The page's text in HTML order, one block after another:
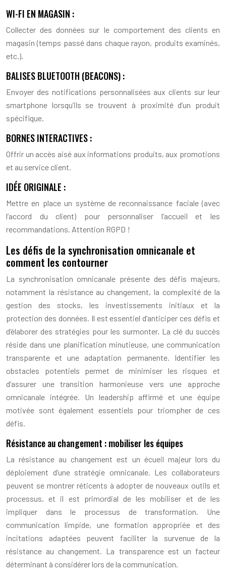
WI-FI EN MAGASIN :
Collecter des données sur le comportement des clients en
magasin (temps passé dans chaque rayon, produits examinés,
etc.).
BALISES BLUETOOTH (BEACONS) :
Envoyer des notifications personnalisées aux clients sur leur
smartphone lorsqu’ils se trouvent à proximité d’un produit
spécifique.
BORNES INTERACTIVES :
Offrir un accès aisé aux informations produits, aux promotions
et au service client.
IDÉE ORIGINALE :
Mettre en place un système de reconnaissance faciale (avec
l’accord du client) pour personnaliser l’accueil et les
recommandations. Attention RGPD !
Les défis de la synchronisation omnicanale et
comment les contourner
La synchronisation omnicanale présente des défis majeurs,
notamment la résistance au changement, la complexité de la
gestion des stocks, les investissements initiaux et la
protection des données. Il est essentiel d’anticiper ces défis et
d’élaborer des stratégies pour les surmonter. La clé du succès
réside dans une planification minutieuse, une communication
transparente et une adaptation permanente. Identifier les
obstacles potentiels permet de minimiser les risques et
d’assurer une transition harmonieuse vers une approche
omnicanale intégrée. Un leadership affirmé et une équipe
motivée sont également essentiels pour triompher de ces
défis.
Résistance au changement : mobiliser les équipes
La résistance au changement est un écueil majeur lors du
déploiement d’une stratégie omnicanale. Les collaborateurs
peuvent se montrer réticents à adopter de nouveaux outils et
processus, et il est primordial de les mobiliser et de les
impliquer dans le processus de transformation. Une
communication limpide, une formation appropriée et des
incitations adaptées peuvent faciliter la survenue de la
résistance au changement. La transparence est un facteur
déterminant à considérer lors de la communication.